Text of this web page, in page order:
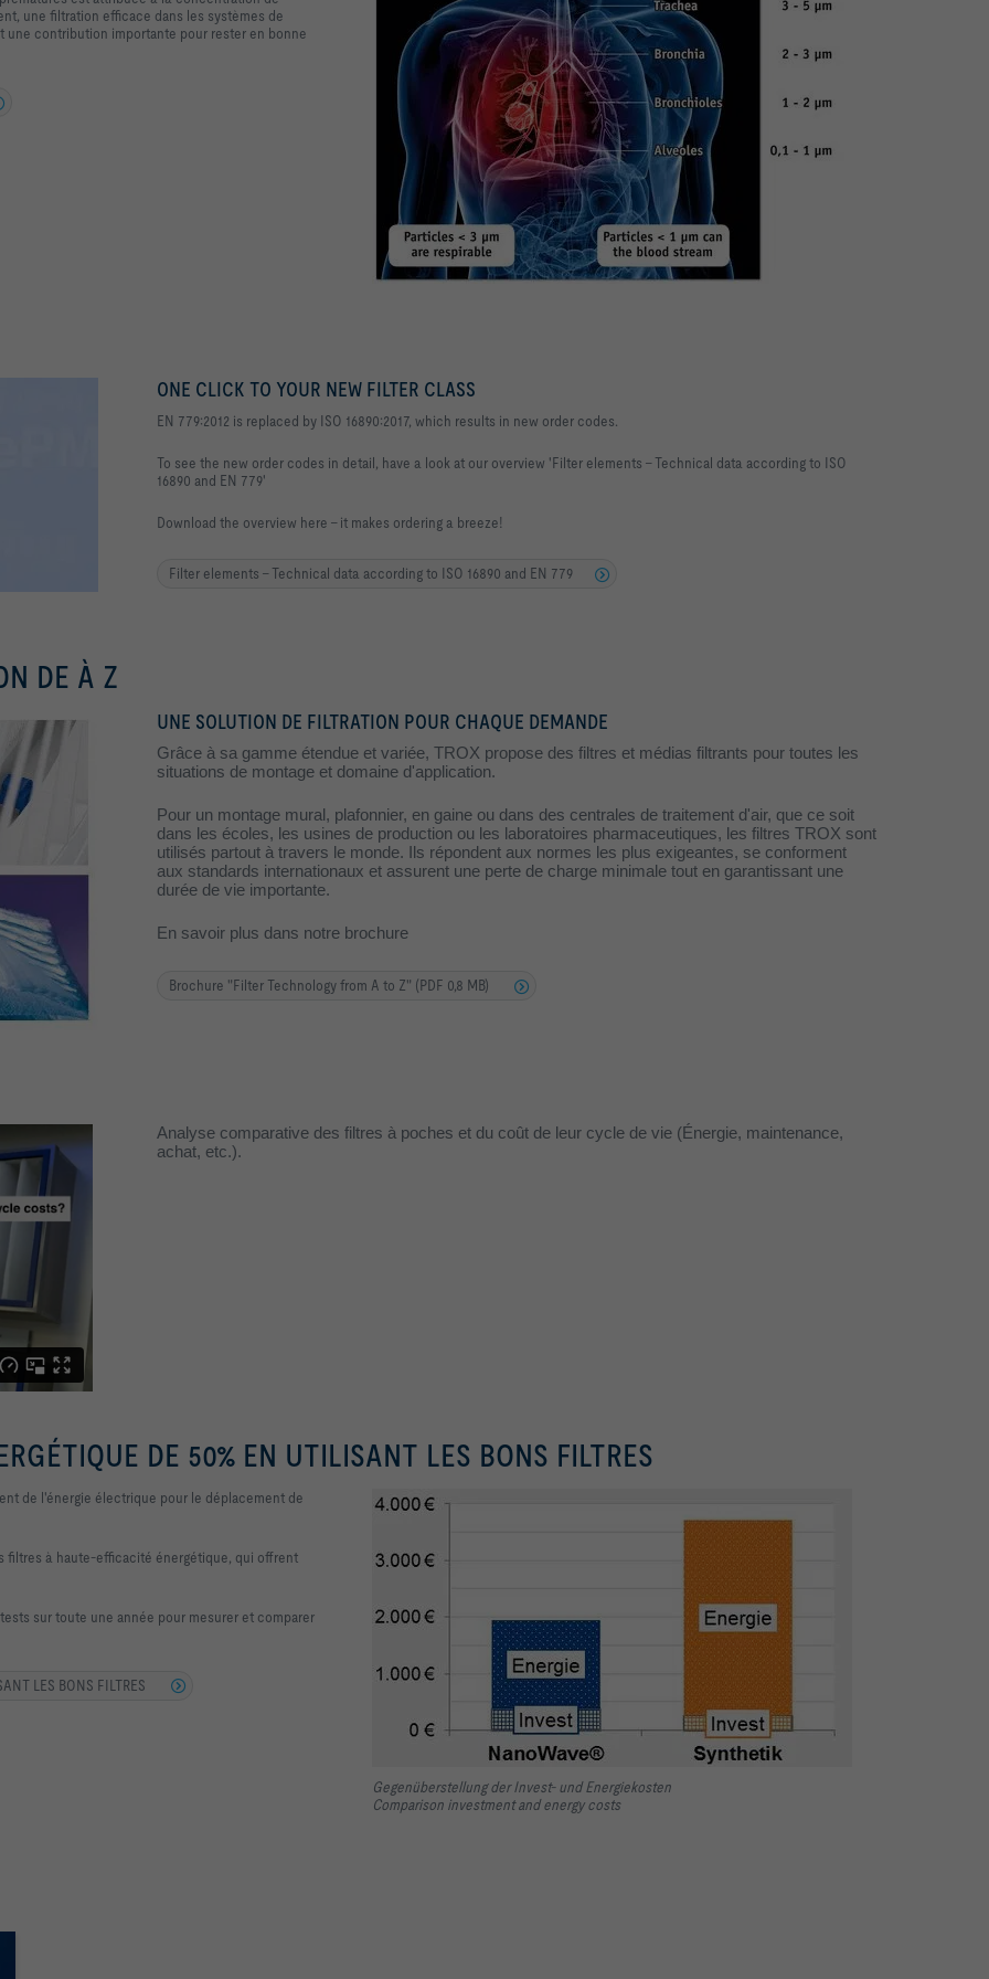
une filtration efficace dans les systèmes de
contribution importante pour rester en bonne
ONE CLICK TO YOUR NEW FILTER CLASS
EN 779:2012 is replaced by ISO 16890:2017, which results in new order codes.
To see the new order codes in detail, have a look at our overview 'Filter elements – Technical data according to ISO
16890 and EN 779'
Download the overview here – it makes ordering a breeze!
Filter elements - Technical data according to ISO 16890 and EN 779
DE À Z
UNE SOLUTION DE FILTRATION POUR CHAQUE DEMANDE
Grâce à sa gamme étendue et variée, TROX propose des filtres et médias filtrants pour toutes les
situations de montage et domaine d'application.
Pour un montage mural, plafonnier, en gaine ou dans des centrales de traitement d'air, que ce soit
dans les écoles, les usines de production ou les laboratoires pharmaceutiques, les filtres TROX sont
utilisés partout à travers le monde. Ils répondent aux normes les plus exigeantes, se conforment
aux standards internationaux et assurent une perte de charge minimale tout en garantissant une
durée de vie importante.
En savoir plus dans notre brochure
Brochure "Filter Technology from A to Z" (PDF 0,8 MB)
Analyse comparative des filtres à poches et du coût de leur cycle de vie (Énergie, maintenance,
achat, etc.).
DE 50% EN UTILISANT LES BONS FILTRES
de l'énergie électrique pour le déplacement de
filtres à haute-efficacité énergétique, qui offrent
sur toute une année pour mesurer et comparer
LES BONS FILTRES
Gegenüberstellung der Invest- und Energiekosten
Comparison investment and energy costs